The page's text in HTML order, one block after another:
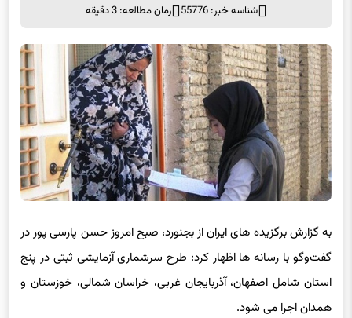
شناسه خبر: 55776
زمان مطالعه: 3 دقیقه
به گزارش برگزیده های ایران از بجنورد، صبح امروز حسن پارسی پور در
گفت‌وگو با رسانه ها اظهار کرد: طرح سرشماری آزمایشی ثبتی در پنج
استان شامل اصفهان، آذربایجان غربی، خراسان شمالی، خوزستان و
همدان اجرا می شود.